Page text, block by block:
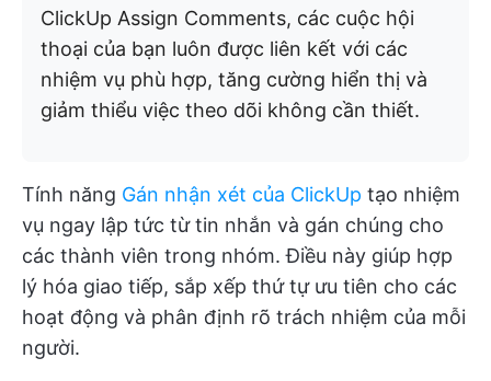
ClickUp Assign Comments, các cuộc hội
thoại của bạn luôn được liên kết với các
nhiệm vụ phù hợp, tăng cường hiển thị và
giảm thiểu việc theo dõi không cần thiết.
Tính năng Gán nhận xét của ClickUp tạo nhiệm
vụ ngay lập tức từ tin nhắn và gán chúng cho
các thành viên trong nhóm. Điều này giúp hợp
lý hóa giao tiếp, sắp xếp thứ tự ưu tiên cho các
hoạt động và phân định rõ trách nhiệm của mỗi
người.